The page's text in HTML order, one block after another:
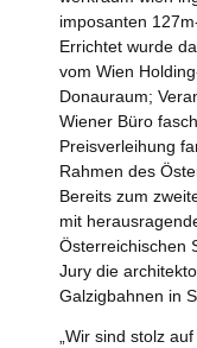
imposanten
Errichtet wurde
vom Wien
Donauraum;
Wiener Büro
Preisverleihung
Rahmen des
Bereits zum
mit
Österreichischen
Jury die
Galzigbahnen in
„Wir sind stolz